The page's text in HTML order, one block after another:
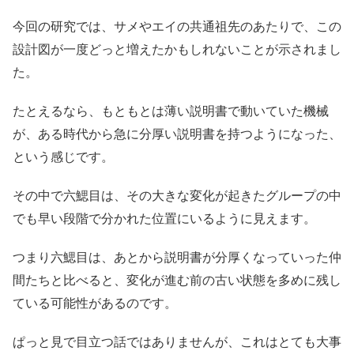
今回の研究では、サメやエイの共通祖先のあたりで、この
設計図が一度どっと増えたかもしれないことが示されまし
た。
たとえるなら、もともとは薄い説明書で動いていた機械
が、ある時代から急に分厚い説明書を持つようになった、
という感じです。
その中で六鰓目は、その大きな変化が起きたグループの中
でも早い段階で分かれた位置にいるように見えます。
つまり六鰓目は、あとから説明書が分厚くなっていった仲
間たちと比べると、変化が進む前の古い状態を多めに残し
ている可能性があるのです。
ぱっと見で目立つ話ではありませんが、これはとても大事